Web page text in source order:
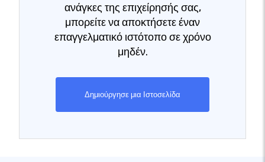
ανάγκες της επιχείρησής σας,
μπορείτε να αποκτήσετε έναν
επαγγελματικό ιστότοπο σε χρόνο
μηδέν.
Δημιούργησε μια Ιστοσελίδα